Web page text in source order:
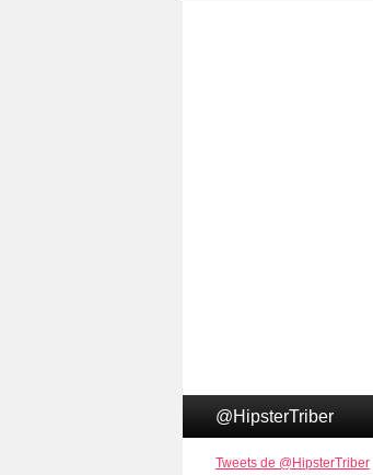
@HipsterTriber
Tweets de @HipsterTriber